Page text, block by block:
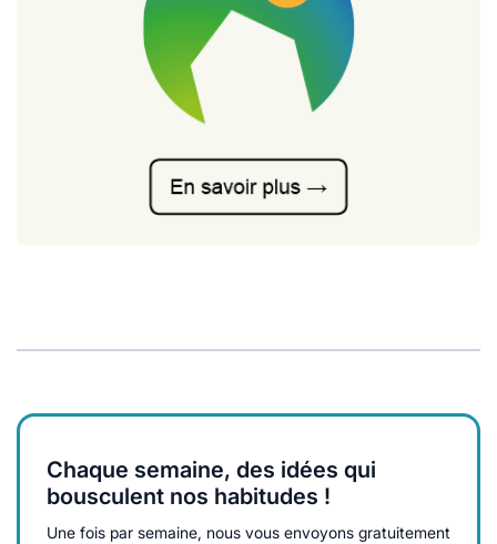
Chaque semaine, des idées qui
bousculent nos habitudes !
Une fois par semaine, nous vous envoyons gratuitement